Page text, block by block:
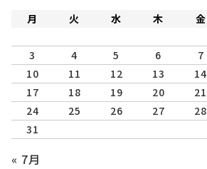
月 火 水 木 金
3
4 5 6 7
10
11 12 13 14
17
18 19 20 21
24
25 26 27 28
31
« 7月